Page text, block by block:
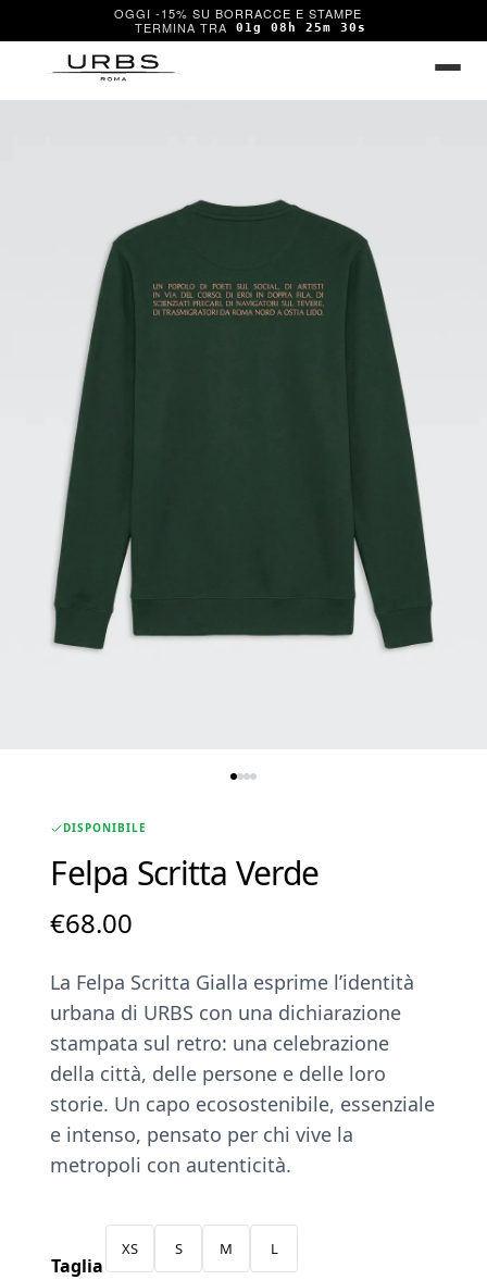
OGGI -15% SU BORRACCE E STAMPE
01g 08h 25m 30s
DISPONIBILE
Felpa Scritta Verde
€68.00
La Felpa Scritta Gialla esprime l’identità
urbana di URBS con una dichiarazione
stampata sul retro: una celebrazione
della città, delle persone e delle loro
storie. Un capo ecosostenibile, essenziale
e intenso, pensato per chi vive la
metropoli con autenticità.
Taglia
XS S M L